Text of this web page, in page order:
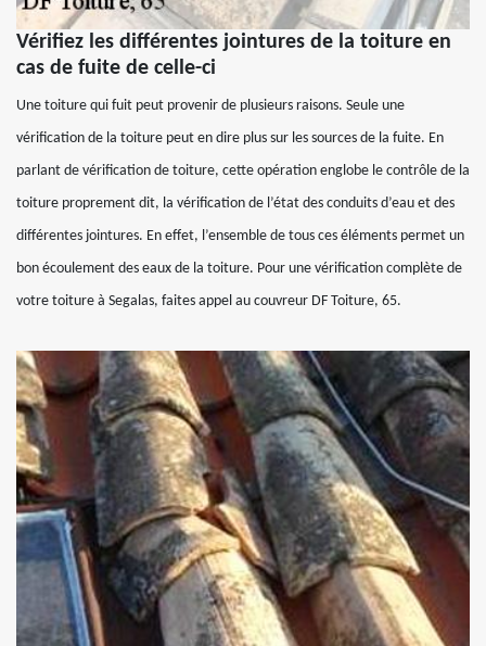
Vérifiez les différentes jointures de la toiture en
cas de fuite de celle-ci
Une toiture qui fuit peut provenir de plusieurs raisons. Seule une
vérification de la toiture peut en dire plus sur les sources de la fuite. En
parlant de vérification de toiture, cette opération englobe le contrôle de la
toiture proprement dit, la vérification de l’état des conduits d’eau et des
différentes jointures. En effet, l’ensemble de tous ces éléments permet un
bon écoulement des eaux de la toiture. Pour une vérification complète de
votre toiture à Segalas, faites appel au couvreur DF Toiture, 65.